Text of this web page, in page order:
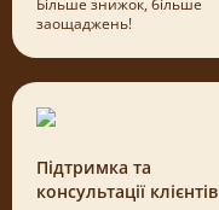
заощаджень!
Підтримка та
консультації клієнтів